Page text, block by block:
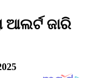
ଆଲର୍ଟ ଜାରି